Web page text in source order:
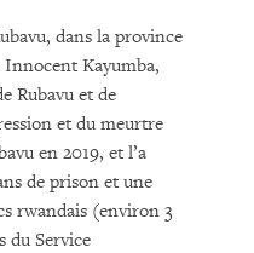
dans la province
Innocent Kayumba,
Rubavu et de
et du meurtre
en 2019, et l’a
de prison et une
rwandais (environ 3
du Service